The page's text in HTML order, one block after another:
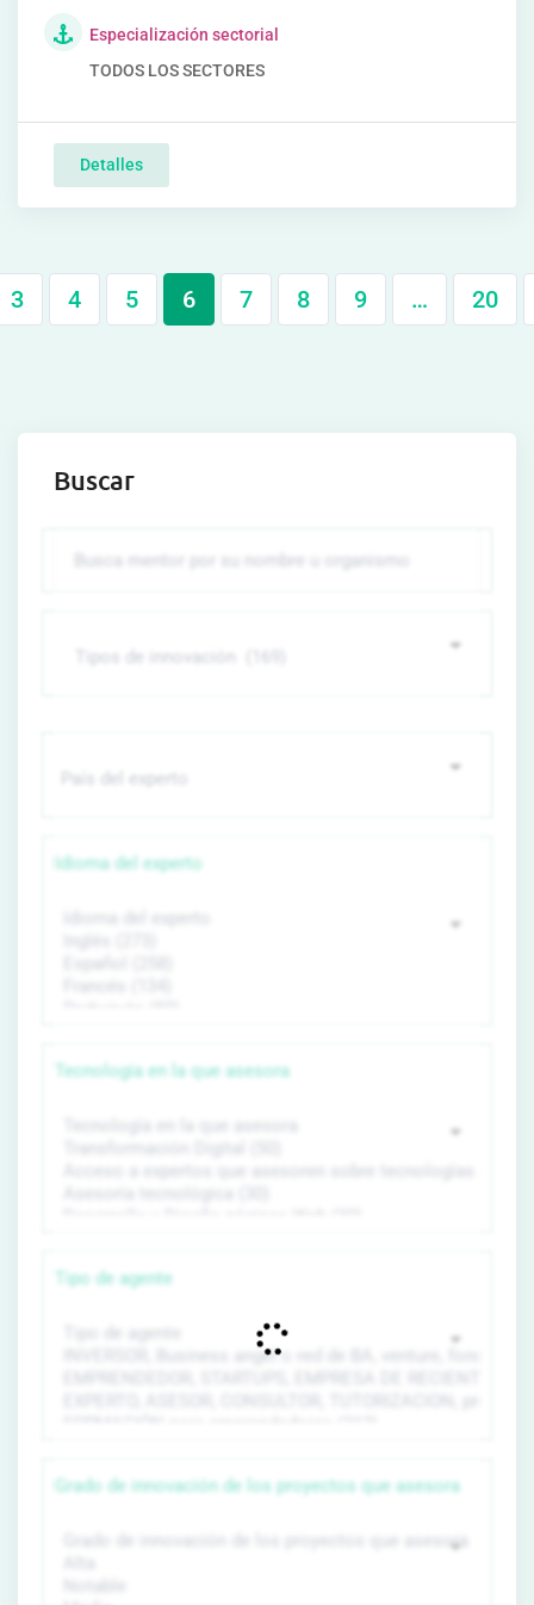
Especialización sectorial
TODOS LOS SECTORES
Detalles
3 4 5 6 7 8 9 … 20
Buscar
Idioma del experto
Tecnología en la que asesora
Tipo de agente
Grado de innovación de los proyectos que asesora